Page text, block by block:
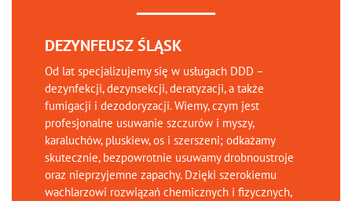
DEZYNFEUSZ ŚLĄSK
Od lat specjalizujemy się w usługach DDD –
dezynfekcji, dezynsekcji, deratyzacji, a także
fumigacji i dezodoryzacji. Wiemy, czym jest
profesjonalne usuwanie szczurów i myszy,
karaluchów, pluskiew, os i szerszeni; odkażamy
skutecznie, bezpowrotnie usuwamy drobnoustroje
oraz nieprzyjemne zapachy. Dzięki szerokiemu
wachlarzowi rozwiązań chemicznych i fizycznych,